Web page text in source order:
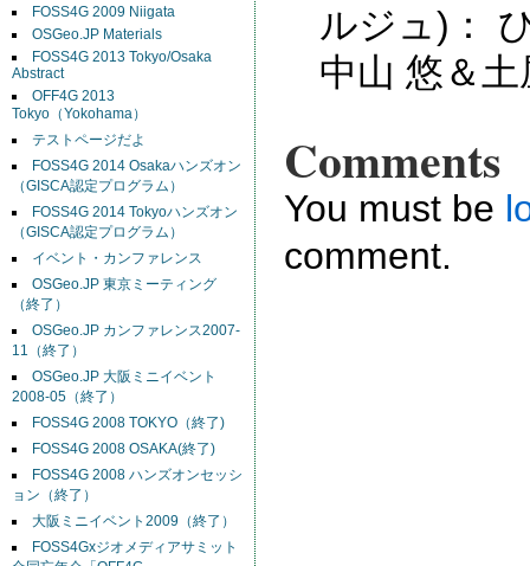
FOSS4G 2009 Niigata
OSGeo.JP Materials
FOSS4G 2013 Tokyo/Osaka
Abstract
OFF4G 2013
Tokyo（Yokohama）
テストページだよ
FOSS4G 2014 Osakaハンズオン
（GISCA認定プログラム）
FOSS4G 2014 Tokyoハンズオン
（GISCA認定プログラム）
イベント・カンファレンス
OSGeo.JP 東京ミーティング
（終了）
OSGeo.JP カンファレンス2007-
11（終了）
OSGeo.JP 大阪ミニイベント
2008-05（終了）
FOSS4G 2008 TOKYO（終了)
FOSS4G 2008 OSAKA(終了)
FOSS4G 2008 ハンズオンセッシ
ョン（終了）
大阪ミニイベント2009（終了）
FOSS4Gxジオメディアサミット
ルジュ)：
中山 悠＆
Comments
You must be
comment.